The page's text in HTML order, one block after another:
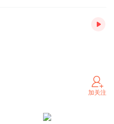
加关注